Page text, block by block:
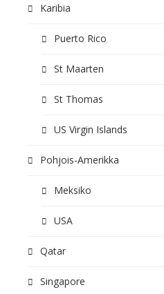
Karibia
Puerto Rico
St Maarten
St Thomas
US Virgin Islands
Pohjois-Amerikka
Meksiko
USA
Qatar
Singapore